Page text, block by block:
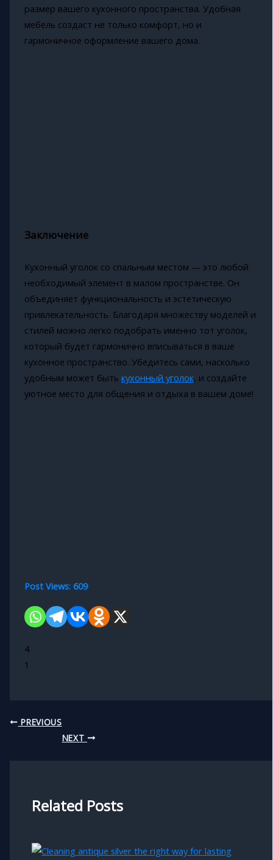
размер вашего кухонного пространства. Удобная
мебель создаст не только комфорт, но и
гармоничное оформление вашего дома.
Заключение
Кухонный уголок со спальным местом — это любой
необходимый элемент в малом пространстве. Он
объединяет функциональность и эстетическую
привлекательность. Благодаря множеству моделей и
стилей можно легко подобрать именно тот уголок,
который будет гармонично вписываться в ваше
кухонное пространство. Убедитесь сами, насколько
удобным может быть кухонный уголок, и создайте
уютное место для общения и отдыха в вашем доме!
Post Views: 609
4
1
PREVIOUS
NEXT
Related Posts